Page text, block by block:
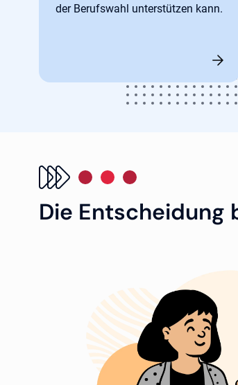
der Berufswahl unterstützen kann.
Die Entscheidung